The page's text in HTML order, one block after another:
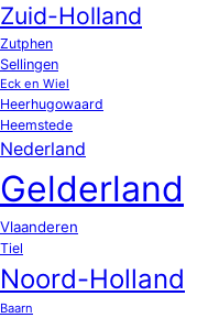
Zuid-Holland
Zutphen
Sellingen
Eck en Wiel
Heerhugowaard
Heemstede
Nederland
Gelderland
Vlaanderen
Tiel
Noord-Holland
Baarn